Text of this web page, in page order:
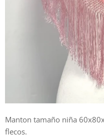
Manton tamaño niña
flecos.